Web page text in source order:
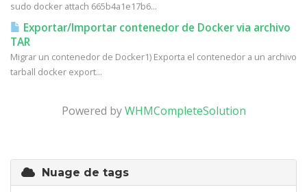
sudo docker attach 665b4a1e17b6...
Exportar/Importar contenedor de Docker via archivo
TAR
Migrar un contenedor de Docker1) Exporta el contenedor a un archivo
tarball docker export...
Powered byWHMCompleteSolution
Nuage de tags